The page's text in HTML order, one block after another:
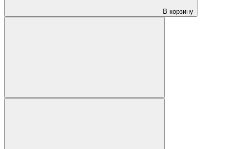
В корзину